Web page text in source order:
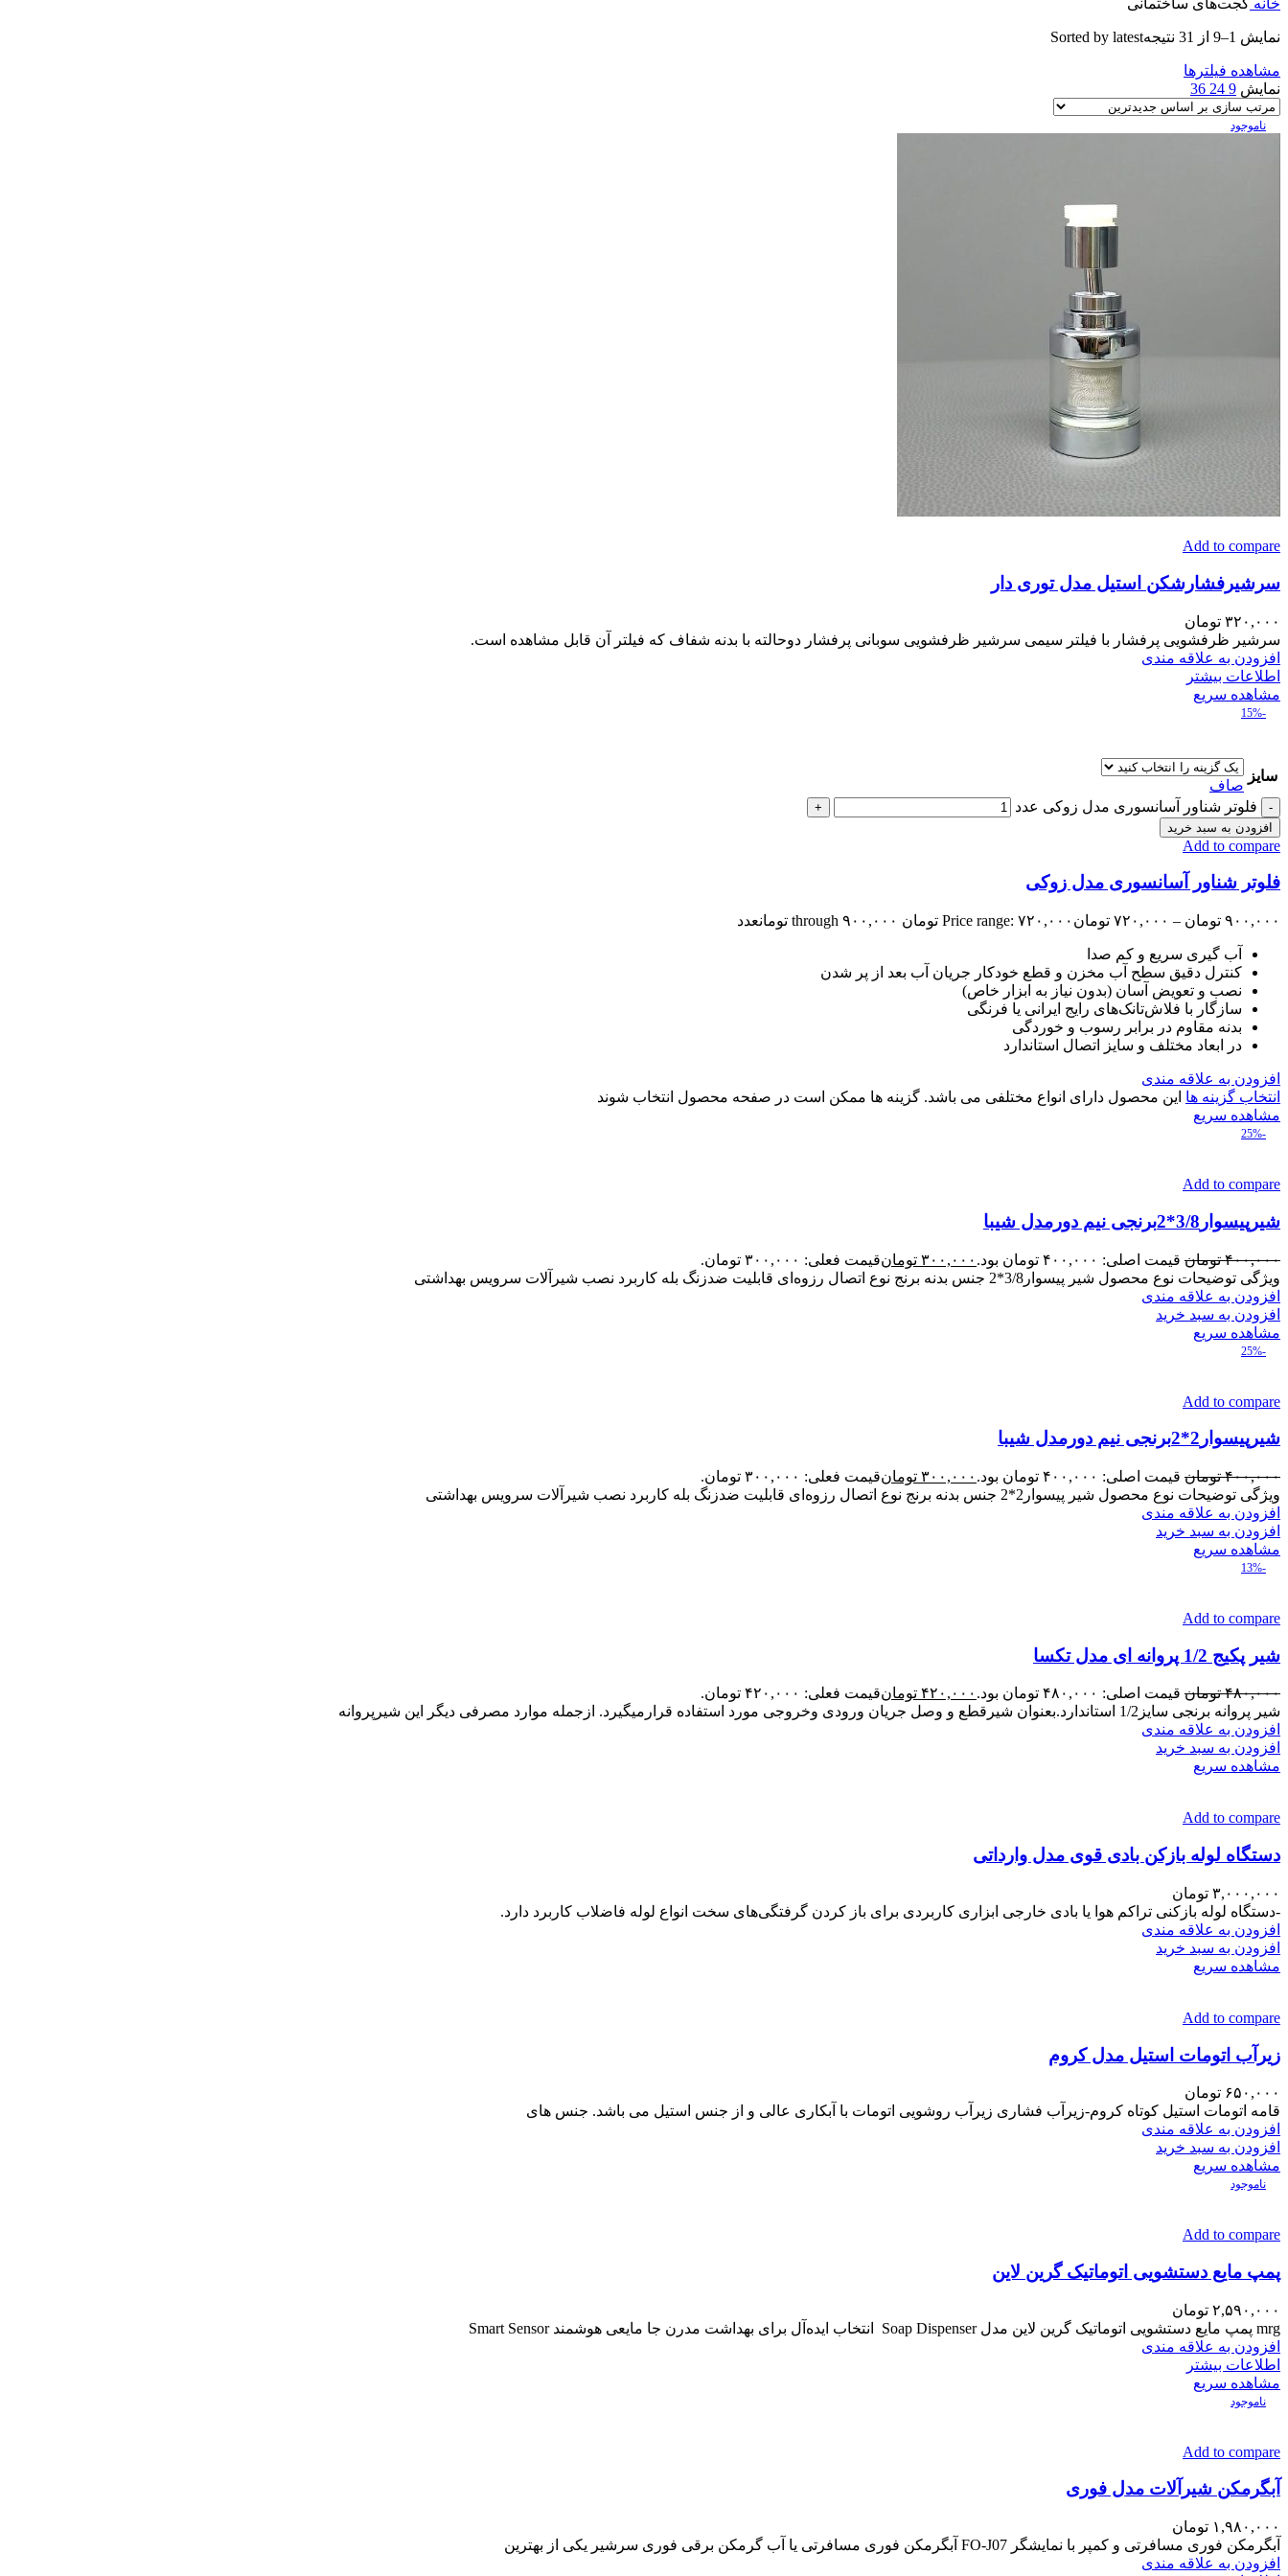
خانه گجت‌های ساختمانی
نمایش 1–9 از 31 نتیجه Sorted by latest
مشاهده فیلترها
نمایش 9
24
36
ناموجود
Add to compare
سرشیرفشارشکن استیل مدل توری دار
۳۲۰,۰۰۰ تومان
سرشیر ظرفشویی پرفشار با فیلتر سیمی سرشیر ظرفشویی سوبانی پرفشار دوحالته با بدنه شفاف که فیلتر آن قابل مشاهده است.
افزودن به علاقه مندی
اطلاعات بیشتر
مشاهده سریع
-15%
سایز
صاف
فلوتر شناور آسانسوری مدل زوکی عدد
افزودن به سبد خرید
Add to compare
فلوتر شناور آسانسوری مدل زوکی
۹۰۰,۰۰۰ تومان – ۷۲۰,۰۰۰ تومان Price range: ۷۲۰,۰۰۰ تومان through ۹۰۰,۰۰۰ تومان عدد
آب گیری سریع و کم صدا
کنترل دقیق سطح آب مخزن و قطع خودکار جریان آب بعد از پر شدن
نصب و تعویض آسان (بدون نیاز به ابزار خاص)
سازگار با فلاش‌تانک‌های رایج ایرانی یا فرنگی
بدنه مقاوم در برابر رسوب و خوردگی
در ابعاد مختلف و سایز اتصال استاندارد
افزودن به علاقه مندی
انتخاب گزینه ها این محصول دارای انواع مختلفی می باشد. گزینه ها ممکن است در صفحه محصول انتخاب شوند
مشاهده سریع
-25%
Add to compare
شیرپیسوار3/8*2برنجی نیم دورمدل شیبا
۴۰۰,۰۰۰ تومان قیمت اصلی: ۴۰۰,۰۰۰ تومان بود. ۳۰۰,۰۰۰ تومانقیمت فعلی: ۳۰۰,۰۰۰ تومان.
ویژگی توضیحات نوع محصول شیر پیسوار3/8*2 جنس بدنه برنج نوع اتصال رزوه‌ای قابلیت ضدزنگ بله کاربرد نصب شیرآلات سرویس بهداشتی
افزودن به علاقه مندی
افزودن به سبد خرید
مشاهده سریع
-25%
Add to compare
شیرپیسوار2*2برنجی نیم دورمدل شیبا
۴۰۰,۰۰۰ تومان قیمت اصلی: ۴۰۰,۰۰۰ تومان بود. ۳۰۰,۰۰۰ تومانقیمت فعلی: ۳۰۰,۰۰۰ تومان.
ویژگی توضیحات نوع محصول شیر پیسوار2*2 جنس بدنه برنج نوع اتصال رزوه‌ای قابلیت ضدزنگ بله کاربرد نصب شیرآلات سرویس بهداشتی
افزودن به علاقه مندی
افزودن به سبد خرید
مشاهده سریع
-13%
Add to compare
شیر پکیج 1/2 پروانه ای مدل تکسا
۴۸۰,۰۰۰ تومان قیمت اصلی: ۴۸۰,۰۰۰ تومان بود. ۴۲۰,۰۰۰ تومانقیمت فعلی: ۴۲۰,۰۰۰ تومان.
شیر پروانه برنجی سایز1/2 استاندارد.بعنوان شیرقطع و وصل جریان ورودی وخروجی مورد استفاده قرارمیگیرد. ازجمله موارد مصرفی دیگر این شیرپروانه
افزودن به علاقه مندی
افزودن به سبد خرید
مشاهده سریع
Add to compare
دستگاه لوله بازکن بادی قوی مدل وارداتی
۳,۰۰۰,۰۰۰ تومان
-دستگاه لوله بازکنی تراکم هوا یا بادی خارجی ابزاری کاربردی برای باز کردن گرفتگی‌های سخت انواع لوله فاضلاب کاربرد دارد.
افزودن به علاقه مندی
افزودن به سبد خرید
مشاهده سریع
Add to compare
زیرآب اتومات استیل مدل کروم
۶۵۰,۰۰۰ تومان
قامه اتومات استیل کوتاه کروم-زیرآب فشاری زیرآب روشویی اتومات با آبکاری عالی و از جنس استیل می باشد. جنس های
افزودن به علاقه مندی
افزودن به سبد خرید
مشاهده سریع
ناموجود
Add to compare
پمپ مایع دستشویی اتوماتیک گرین لاین
۲,۵۹۰,۰۰۰ تومان
mrg پمپ مایع دستشویی اتوماتیک گرین لاین مدل Soap Dispenser انتخاب ایده‌آل برای بهداشت مدرن جا مایعی هوشمند Smart Sensor
افزودن به علاقه مندی
اطلاعات بیشتر
مشاهده سریع
ناموجود
Add to compare
آبگرمکن شیرآلات مدل فوری
۱,۹۸۰,۰۰۰ تومان
آبگرمکن فوری مسافرتی و کمپر با نمایشگر FO-J07 آبگرمکن فوری مسافرتی یا آب گرمکن برقی فوری سرشیر یکی از بهترین
افزودن به علاقه مندی